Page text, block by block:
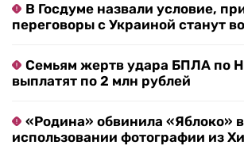
В Госдуме назвали условие,
переговоры с Украиной станут
Семьям жертв удара БПЛА по
выплатят по 2 млн рублей
«Родина» обвинила «Яблоко» в
использовании фотографии из